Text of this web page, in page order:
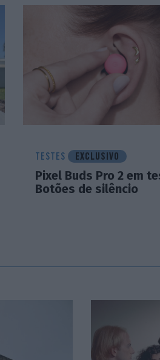
TESTES EXCLUSIVO
Pixel Buds Pro 2 em
Botões de silêncio